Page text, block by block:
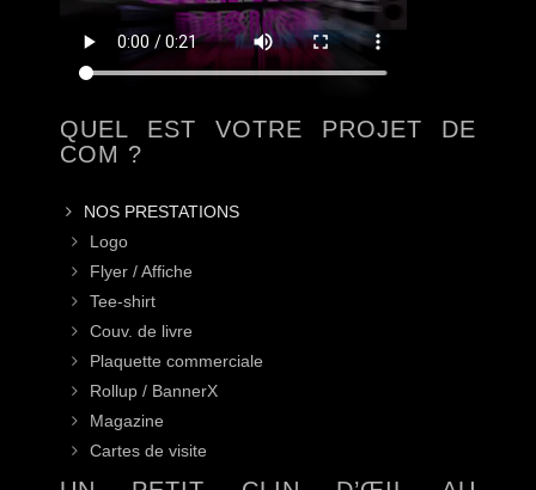
QUEL EST VOTRE PROJET DE
COM ?
NOS PRESTATIONS
Logo
Flyer / Affiche
Tee-shirt
Couv. de livre
Plaquette commerciale
Rollup / BannerX
Magazine
Cartes de visite